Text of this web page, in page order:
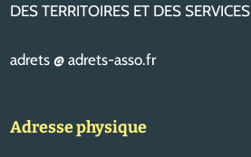
DES TERRITOIRES ET DES SERVICES
adrets @ adrets-asso.fr
Adresse physique